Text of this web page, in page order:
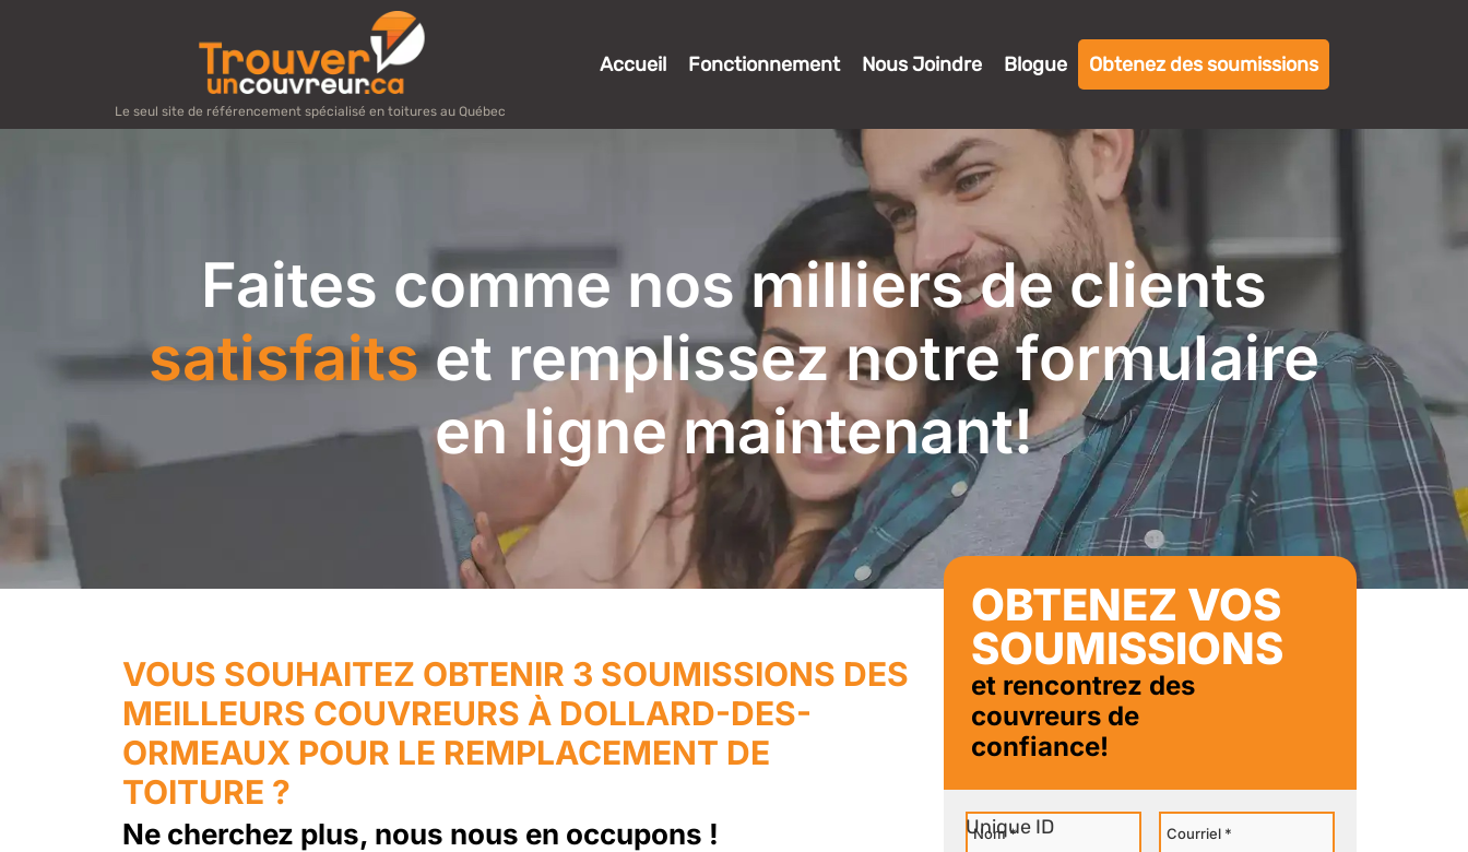
Le seul site de référencement spécialisé en toitures au Québec
Accueil Fonctionnement Nous Joindre Blogue Obtenez des soumissions
Faites comme nos milliers de clients
satisfaitset remplissez notre formulaire
en ligne maintenant!
VOUS SOUHAITEZ OBTENIR 3 SOUMISSIONS DES
MEILLEURS COUVREURS À DOLLARD-DES-
ORMEAUX POUR LE REMPLACEMENT DE
TOITURE ?
Ne cherchez plus, nous nous en occupons !
OBTENEZ VOS
SOUMISSIONS
et rencontrez des
couvreurs de
confiance!
Nom Courriel